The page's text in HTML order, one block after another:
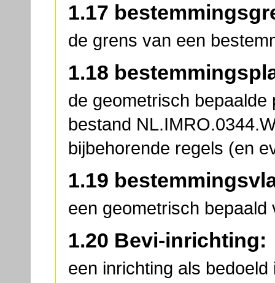
1.17
de grens van een
1.18
de geometrisch
bestand
bijbehorende regels (en
1.19
een geometrisch
1.20 Bevi-inrichting:
een inrichting als